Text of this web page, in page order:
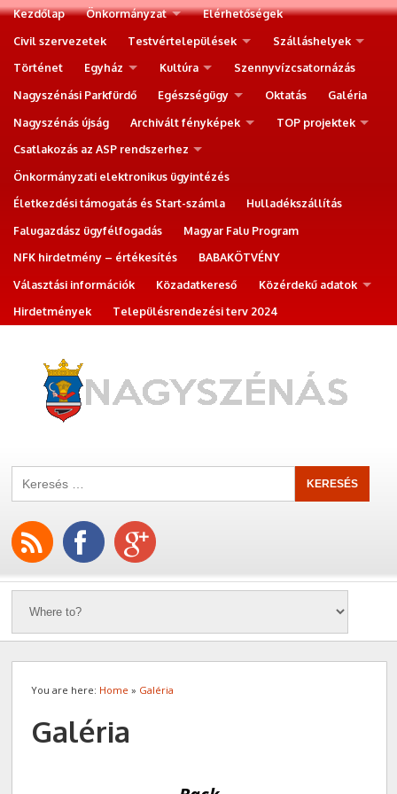
Kezdőlap Önkormányzat
Elérhetőségek
Civil szervezetek
Testvértelepülések
Szálláshelyek
Történet
Egyház Kultúra
Szennyvízcsatornázás
Nagyszénási Parkfürdő
Egészségügy Oktatás
Galéria
Nagyszénás újság
Archivált fényképek
TOP projektek
Csatlakozás az ASP rendszerhez
Önkormányzati elektronikus ügyintézés
Életkezdési támogatás és Start-számla
Hulladékszállítás
Falugazdász ügyfélfogadás
Magyar Falu Program
NFK hirdetmény – értékesítés
BABAKÖTVÉNY
Választási információk
Közadatkereső
Közérdekű adatok
Hirdetmények
Településrendezési terv 2024
You are here: Home » Galéria
Galéria